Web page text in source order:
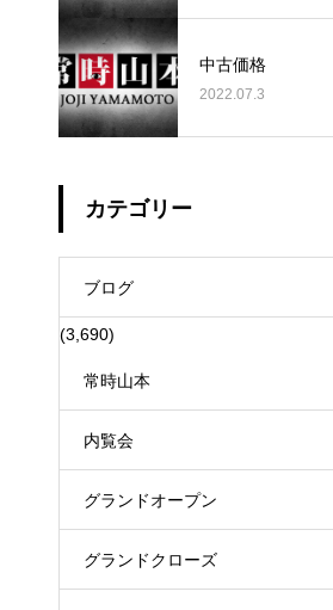
中古価格
2022.07.3
カテゴリー
ブログ
(3,690)
常時山本
内覧会
グランドオープン
グランドクローズ